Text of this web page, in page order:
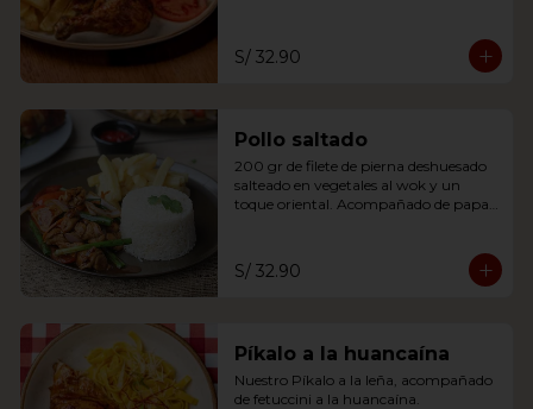
S/ 32.90
Pollo saltado
200 gr de filete de pierna deshuesado
salteado en vegetales al wok y un
toque oriental. Acompañado de papas
S/ 32.90
Píkalo a la huancaína
Nuestro Píkalo a la leña, acompañado
de fetuccini a la huancaína.